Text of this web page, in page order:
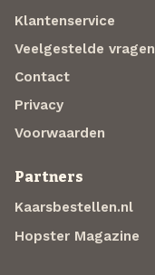
Klantenservice
Veelgestelde vragen
Contact
Privacy
Voorwaarden
Partners
Kaarsbestellen.nl
Hopster Magazine